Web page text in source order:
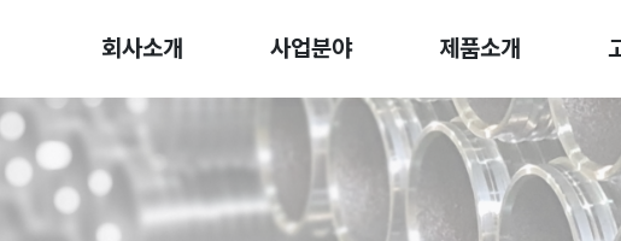
회사소개 사업분야 제품소개